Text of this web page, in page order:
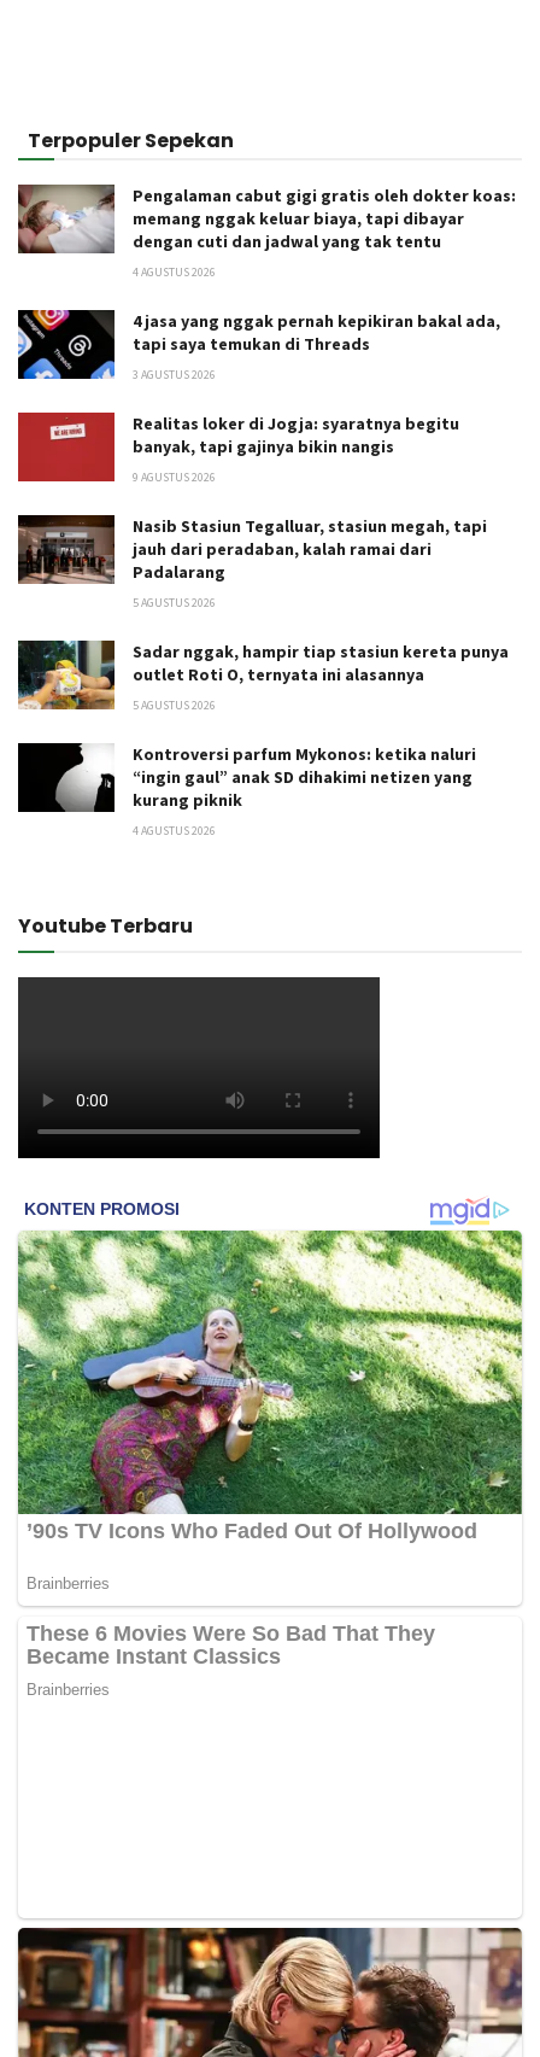
Terpopuler Sepekan
Pengalaman cabut gigi gratis oleh dokter koas:
memang nggak keluar biaya, tapi dibayar
dengan cuti dan jadwal yang tak tentu
4 AGUSTUS 2026
4 jasa yang nggak pernah kepikiran bakal ada,
tapi saya temukan di Threads
3 AGUSTUS 2026
Realitas loker di Jogja: syaratnya begitu
banyak, tapi gajinya bikin nangis
9 AGUSTUS 2026
Nasib Stasiun Tegalluar, stasiun megah, tapi
jauh dari peradaban, kalah ramai dari
Padalarang
5 AGUSTUS 2026
Sadar nggak, hampir tiap stasiun kereta punya
outlet Roti O, ternyata ini alasannya
5 AGUSTUS 2026
Kontroversi parfum Mykonos: ketika naluri
“ingin gaul” anak SD dihakimi netizen yang
kurang piknik
4 AGUSTUS 2026
Youtube Terbaru